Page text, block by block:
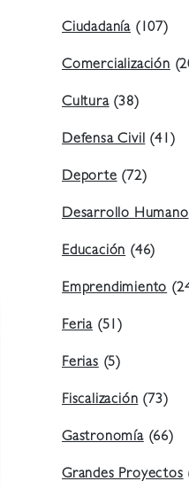
Ciudadanía (107)
Comercialización
Cultura(38)
Defensa Civil(41)
Deporte(72)
Desarrollo Humano
Educación(46)
Emprendimiento
Feria (51)
Ferias(5)
Fiscalización(73)
Gastronomía(66)
Grandes Proyectos